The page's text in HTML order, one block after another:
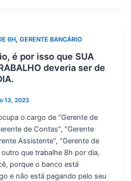
6H, GERENTE BANCÁRIO
é por isso que SUA
deveria ser de
13, 2023
o cargo de “Gerente de
de Contas”, “Gerente
Assistente”, “Gerente de
que trabalhe 8h por dia,
porque o banco está
e não está pagando pelo seu